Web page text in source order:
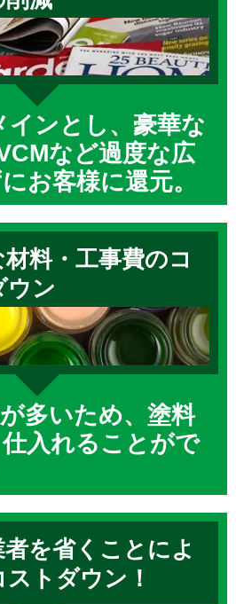
インとし、豪華な
など過度な広
お客様に還元。
料・工事費のコ
ウン
多いため、塗料
入れることがで
者を省くことによ
ストダウン！